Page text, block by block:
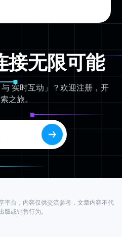
接无限可能
实时互动」？欢迎注册，开
之旅。
平台，内容仅供交流参考，文章内容不代
版或销售行为。